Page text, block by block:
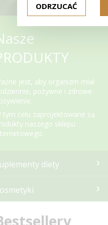
jest, aby organizm miał
pożywne i zdrowe
tym celu zaprojektowane są
naszego sklepu
diety
ODRZUCAĆ